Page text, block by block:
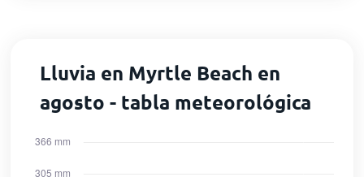
Lluvia en Myrtle Beach en
agosto - tabla meteorológica